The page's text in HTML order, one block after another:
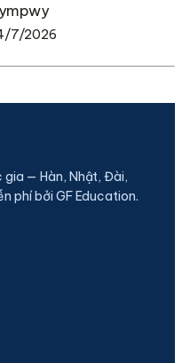
7/2026
gia — Hàn, Nhật, Đài,
phí bởi GF Education.